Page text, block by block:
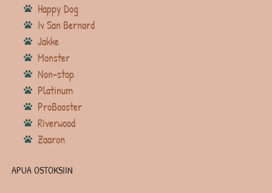
Happy Dog
Iv San Bernard
Jakke
Monster
Non-stop
Platinum
ProBooster
Riverwood
Zaaron
APUA OSTOKSIIN